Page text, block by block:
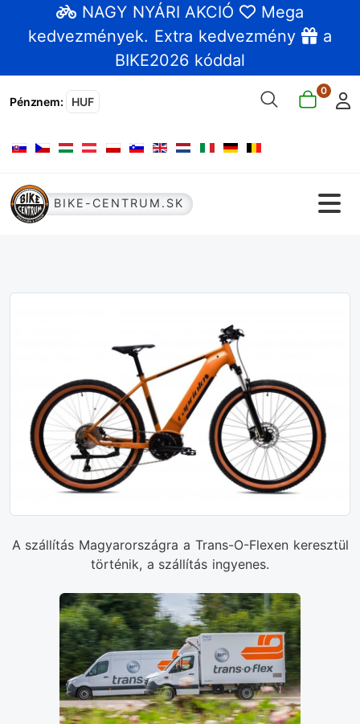
NAGY NYÁRI AKCIÓ
Mega
kedvezmények. Extra kedvezmény
a
BIKE2026 kóddal
Pénznem: HUF
0
Válasszon nyelvet
BIKE-CENTRUM.SK
A szállítás Magyarországra a Trans-O-Flexen keresztül
történik, a szállítás ingyenes.